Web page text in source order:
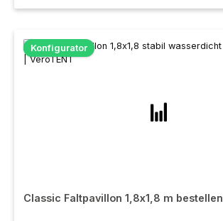
Konfigurator
Classic Faltpavillon 1,8x1,8 m bestellen